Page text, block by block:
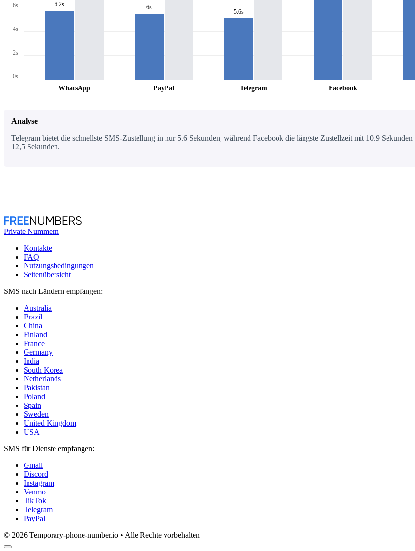
6s
4s
2s
0s
6.2s
WhatsApp
6s
PayPal
5.6s
Telegram Facebook
Analyse
Telegram bietet die schnellste SMS-Zustellung in nur 5.6 Sekunden, während Facebook die längste Zustellzeit mit 10.9
12,5 Sekunden.
Private Nummern
Kontakte
FAQ
Nutzungsbedingungen
Seitenübersicht
SMS nach Ländern empfangen:
Australia
Brazil
China
Finland
France
Germany
India
South Korea
Netherlands
Pakistan
Poland
Spain
Sweden
United Kingdom
USA
SMS für Dienste empfangen:
Gmail
Discord
Instagram
Venmo
TikTok
Telegram
PayPal
© 2026 Temporary-phone-number.io • Alle Rechte vorbehalten